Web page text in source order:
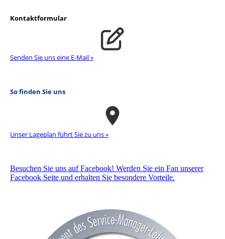
Kontaktformular
Senden Sie uns eine E-Mail »
So finden Sie uns
Unser La­ge­plan führt Sie zu uns »
Besuchen Sie uns auf Facebook! Werden Sie ein Fan unserer
Facebook Seite und erhalten Sie besondere Vorteile.